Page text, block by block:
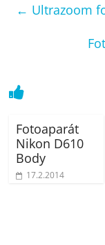
← Ultrazoom
Fotoaparát
Nikon D610
Body
17.2.2014